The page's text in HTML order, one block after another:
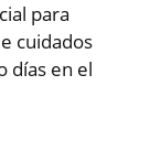
para
cuidados
días en el